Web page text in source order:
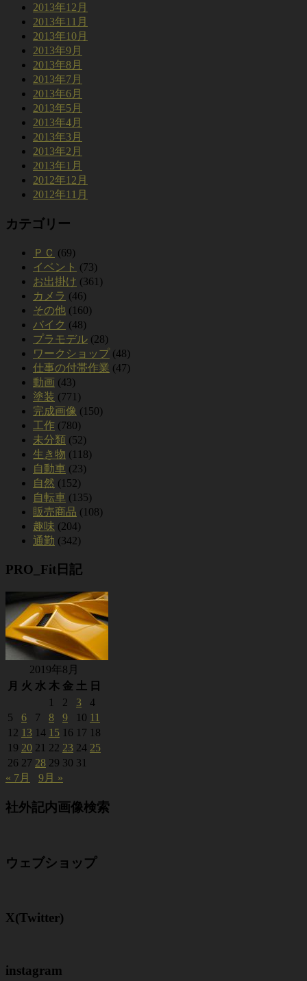
2013年12月
2013年11月
2013年10月
2013年9月
2013年8月
2013年7月
2013年6月
2013年5月
2013年4月
2013年3月
2013年2月
2013年1月
2012年12月
2012年11月
カテゴリー
ＰＣ (69)
イベント (73)
お出掛け (361)
カメラ (46)
その他 (160)
バイク (48)
プラモデル (28)
ワークショップ(48)
仕事の付帯作業 (47)
動画 (43)
塗装 (771)
完成画像 (150)
工作 (780)
未分類 (52)
生き物 (118)
自動車 (23)
自然 (152)
自転車 (135)
販売商品 (108)
趣味 (204)
通勤 (342)
PRO_Fit日記
2019年8月
月
火 水 木 金 土 日
1
2 3
4
5
6 7 8 9 10 11
12 13 14 15 16 17 18
19 20 21 22 23 24 25
26 27 28 29 30 31
« 7月
9月 »
社外記内画像検索
ウェブショップ
X(Twitter)
instagram